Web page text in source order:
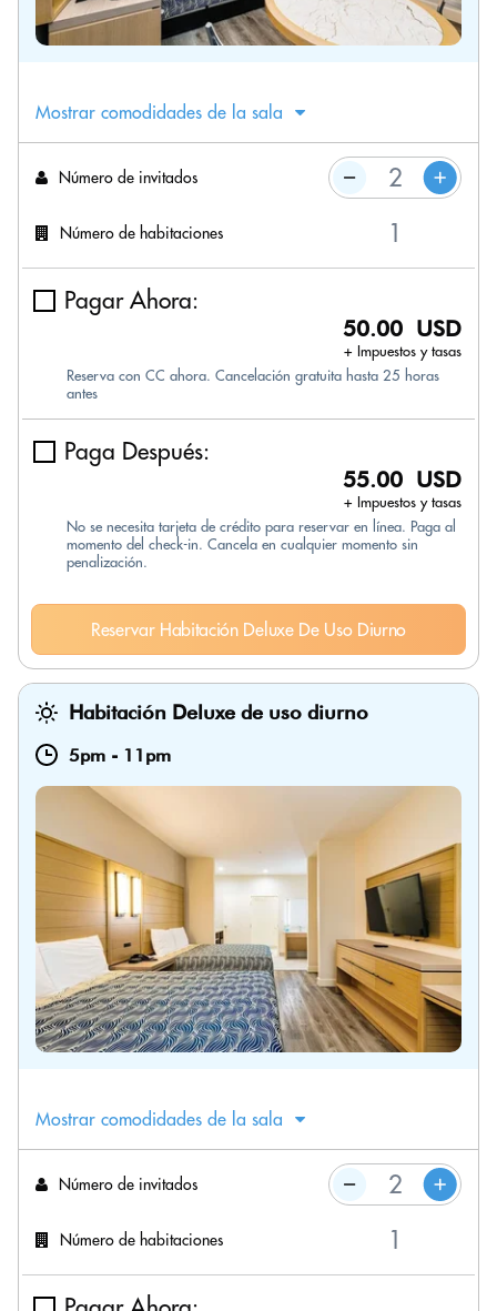
Mostrar comodidades de la sala
Número de invitados
Número de habitaciones
Pagar Ahora:
50.00 USD
+ Impuestos y tasas
Reserva con CC ahora. Cancelación gratuita hasta 25 horas
antes
Paga Después:
55.00 USD
+ Impuestos y tasas
No se necesita tarjeta de crédito para reservar en línea. Paga al
momento del check-in. Cancela en cualquier momento sin
penalización.
Reservar Habitación Deluxe De Uso Diurno
Habitación Deluxe de uso diurno
5pm - 11pm
Mostrar comodidades de la sala
Número de invitados
Número de habitaciones